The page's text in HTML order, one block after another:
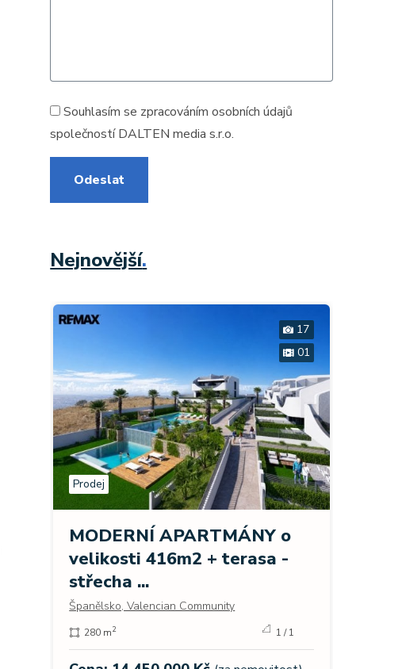
Souhlasím se zpracovánímosobních údajů
společností DALTEN media s.r.o.
Odeslat
Nejnovější.
17
01
Prodej
MODERNÍ APARTMÁNY o
velikosti 416m2 + terasa -
střecha ...
Španělsko, Valencian Community
280 m2 1 / 1